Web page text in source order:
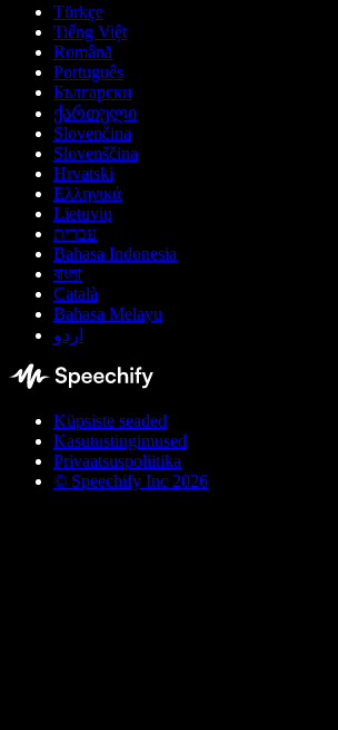
Türkçe
Tiếng Việt
Română
Português
Български
ქართული
Slovenčina
Slovenščina
Hrvatski
Ελληνικά
Lietuvių
עברית
Bahasa Indonesia
বাংলা
Català
Bahasa Melayu
اردو
Küpsiste seaded
Kasutustingimused
Privaatsuspoliitika
© Speechify Inc 2026